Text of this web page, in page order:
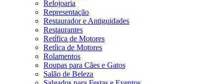
Relojoaria
Representação
Restaurador e Antiguidades
Restaurantes
Retífica de Motores
Retíica de Motores
Rolamentos
Roupas para Cães e Gatos
Salão de Beleza